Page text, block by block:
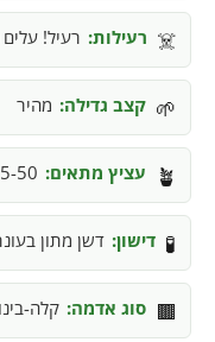
☠️ רעילות: רעיל!
🌱 קצב גדילה: מהיר
🪴 עציץ מתאים: 25-50 ליטר
🧪 דישון: דשן מתון
🟫 סוג אדמה: קלה-